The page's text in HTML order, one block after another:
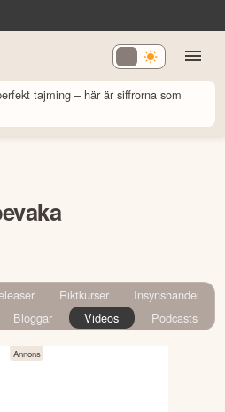
tajming – här är siffrorna som
Riktkurser
Insynshandel
Bloggar Videos Podcasts